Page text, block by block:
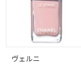
ヴェルニ